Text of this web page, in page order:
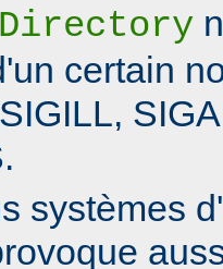
certain
systèmes